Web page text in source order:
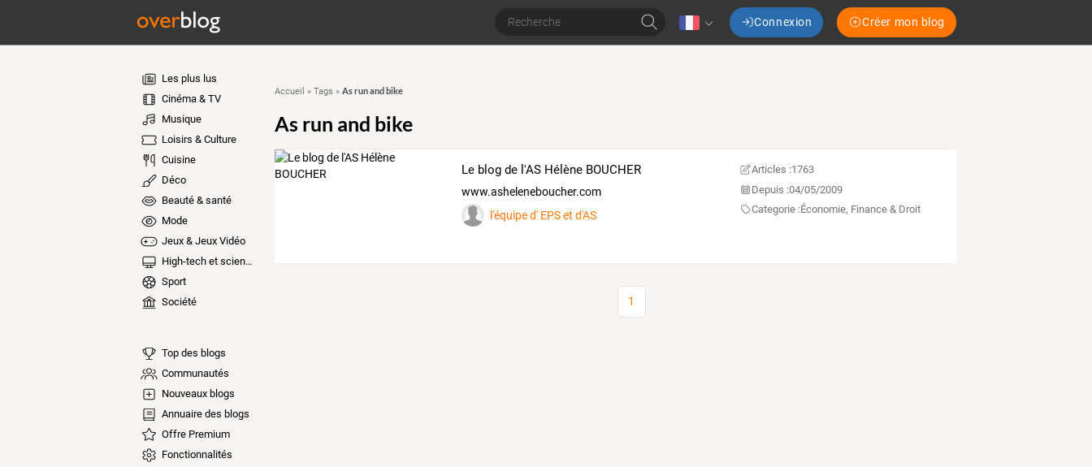
Connexion Créer mon blog
Les plus lus
Cinéma & TV
Musique
Loisirs & Culture
Cuisine
Déco
Beauté & santé
Mode
Jeux & Jeux Vidéo
High-tech et sciences
Sport
Société
Top des blogs
Communautés
Nouveaux blogs
Annuaire des blogs
Offre Premium
Fonctionnalités
Accueil » Tags » As run and bike
As run and bike
Le blog de l'AS Hélène BOUCHER
www.asheleneboucher.com
l'équipe d' EPS et d'AS
Articles :1763
Depuis :04/05/2009
Categorie :Économie, Finance & Droit
1